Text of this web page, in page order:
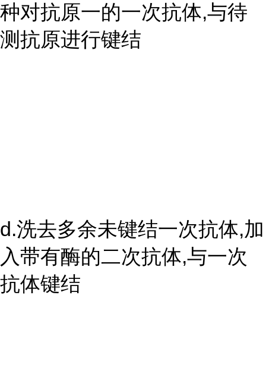
种对抗原一的一次抗体,与待
测抗原进行键结
d.洗去多余未键结一次抗体,加
入带有酶的二次抗体,与一次
抗体键结